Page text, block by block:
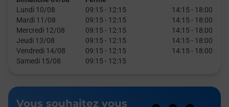
Lundi 10/08
09:15 - 12:15 14:15 - 18:00
Mardi 11/08
09:15 - 12:15 14:15 - 18:00
Mercredi 12/08
09:15 - 12:15 14:15 - 18:00
Jeudi 13/08
09:15 - 12:15 14:15 - 18:00
Vendredi 14/08
09:15 - 12:15 14:15 - 18:00
Samedi 15/08
09:15 - 12:15
Vous souhaitez vous